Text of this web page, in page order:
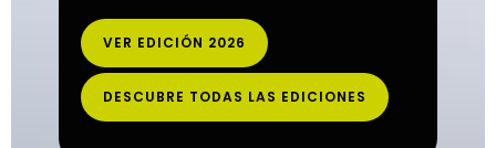
VER EDICIÓN 2026
DESCUBRE TODAS LAS EDICIONES